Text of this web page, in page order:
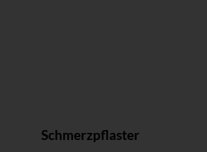
Schmerzpflaster